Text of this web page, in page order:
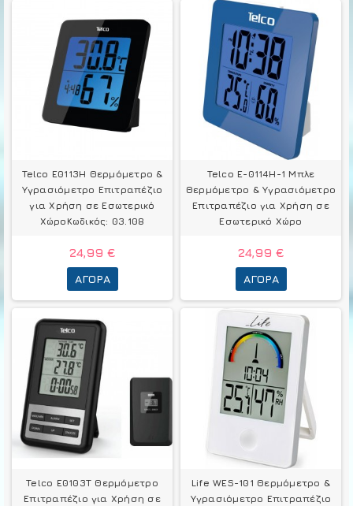
Telco E0113H Θερμόμετρo &
Υγρασιόμετρo Επιτραπέζιο
για Χρήση σε Εσωτερικό
ΧώροΚωδικός: 03.108
24,99 €
ΑΓΟΡΆ
Telco E-0114H-1 Μπλε
Θερμόμετρo & Υγρασιόμετρo
Επιτραπέζιο για Χρήση σε
Εσωτερικό Χώρο
24,99 €
ΑΓΟΡΆ
Telco E0103T Θερμόμετρo
Επιτραπέζιο για Χρήση σε
Life WES-101 Θερμόμετρo &
Υγρασιόμετρo Επιτραπέζιο